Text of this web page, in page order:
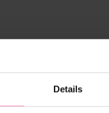
Details